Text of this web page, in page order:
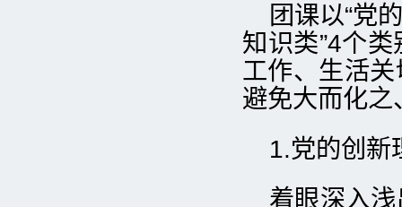
团课以“党
知识类”4个
工作、生活
避免大而化
1.党的创新
着眼深入